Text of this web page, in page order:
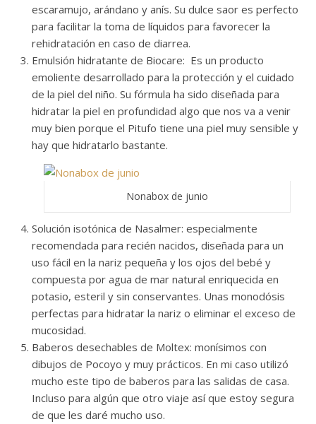
escaramujo, arándano y anís. Su dulce saor es perfecto
para facilitar la toma de líquidos para favorecer la
rehidratación en caso de diarrea.
Emulsión hidratante de Biocare: Es un producto
emoliente desarrollado para la protección y el cuidado
de la piel del niño. Su fórmula ha sido diseñada para
hidratar la piel en profundidad algo que nos va a venir
muy bien porque el Pitufo tiene una piel muy sensible y
hay que hidratarlo bastante.
Nonabox de junio
Solución isotónica de Nasalmer: especialmente
recomendada para recién nacidos, diseñada para un
uso fácil en la nariz pequeña y los ojos del bebé y
compuesta por agua de mar natural enriquecida en
potasio, esteril y sin conservantes. Unas monodósis
perfectas para hidratar la nariz o eliminar el exceso de
mucosidad.
Baberos desechables de Moltex: monísimos con
dibujos de Pocoyo y muy prácticos. En mi caso utilizó
mucho este tipo de baberos para las salidas de casa.
Incluso para algún que otro viaje así que estoy segura
de que les daré mucho uso.